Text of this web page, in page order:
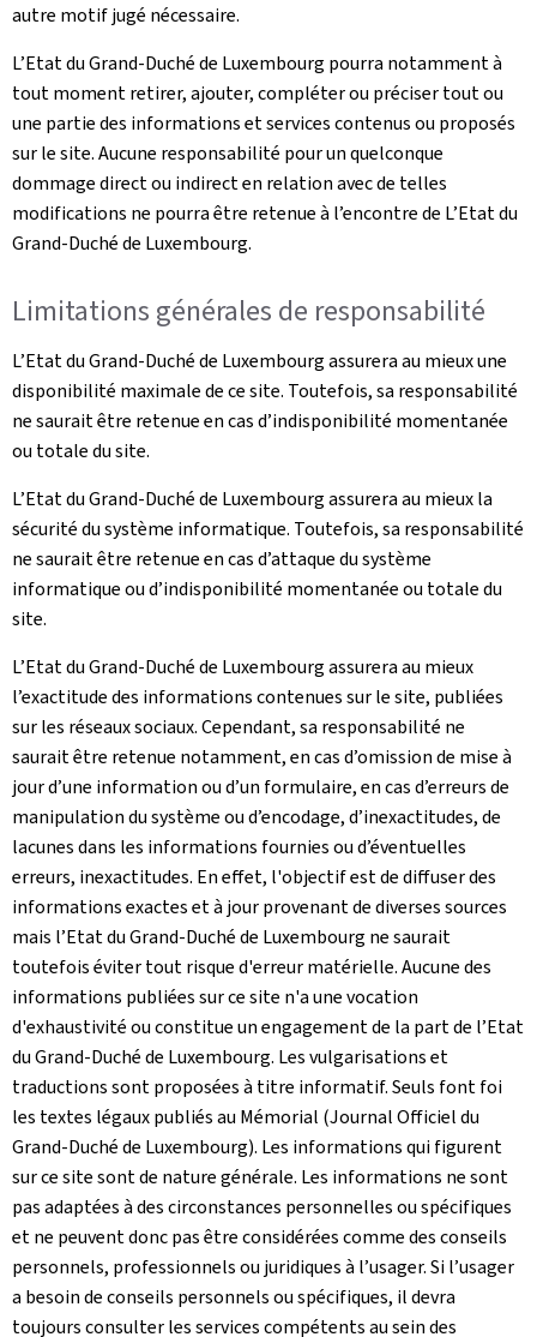
autre motif jugé nécessaire.
L’Etat du Grand-Duché de Luxembourg pourra notamment à
tout moment retirer, ajouter, compléter ou préciser tout ou
une partie des informations et services contenus ou proposés
sur le site. Aucune responsabilité pour un quelconque
dommage direct ou indirect en relation avec de telles
modifications ne pourra être retenue à l’encontre de L’Etat du
Grand-Duché de Luxembourg.
Limitations générales de responsabilité
L’Etat du Grand-Duché de Luxembourg assurera au mieux une
disponibilité maximale de ce site. Toutefois, sa responsabilité
ne saurait être retenue en cas d’indisponibilité momentanée
ou totale du site.
L’Etat du Grand-Duché de Luxembourg assurera au mieux la
sécurité du système informatique. Toutefois, sa responsabilité
ne saurait être retenue en cas d’attaque du système
informatique ou d’indisponibilité momentanée ou totale du
site.
L’Etat du Grand-Duché de Luxembourg assurera au mieux
l’exactitude des informations contenues sur le site, publiées
sur les réseaux sociaux. Cependant, sa responsabilité ne
saurait être retenue notamment, en cas d’omission de mise à
jour d’une information ou d’un formulaire, en cas d’erreurs de
manipulation du système ou d’encodage, d’inexactitudes, de
lacunes dans les informations fournies ou d’éventuelles
erreurs, inexactitudes. En effet, l'objectif est de diffuser des
informations exactes et à jour provenant de diverses sources
mais l’Etat du Grand-Duché de Luxembourg ne saurait
toutefois éviter tout risque d'erreur matérielle. Aucune des
informations publiées sur ce site n'a une vocation
d'exhaustivité ou constitue un engagement de la part de l’Etat
du Grand-Duché de Luxembourg. Les vulgarisations et
traductions sont proposées à titre informatif. Seuls font foi
les textes légaux publiés au Mémorial (Journal Officiel du
Grand-Duché de Luxembourg). Les informations qui figurent
sur ce site sont de nature générale. Les informations ne sont
pas adaptées à des circonstances personnelles ou spécifiques
et ne peuvent donc pas être considérées comme des conseils
personnels, professionnels ou juridiques à l’usager. Si l’usager
a besoin de conseils personnels ou spécifiques, il devra
toujours consulter les services compétents au sein des